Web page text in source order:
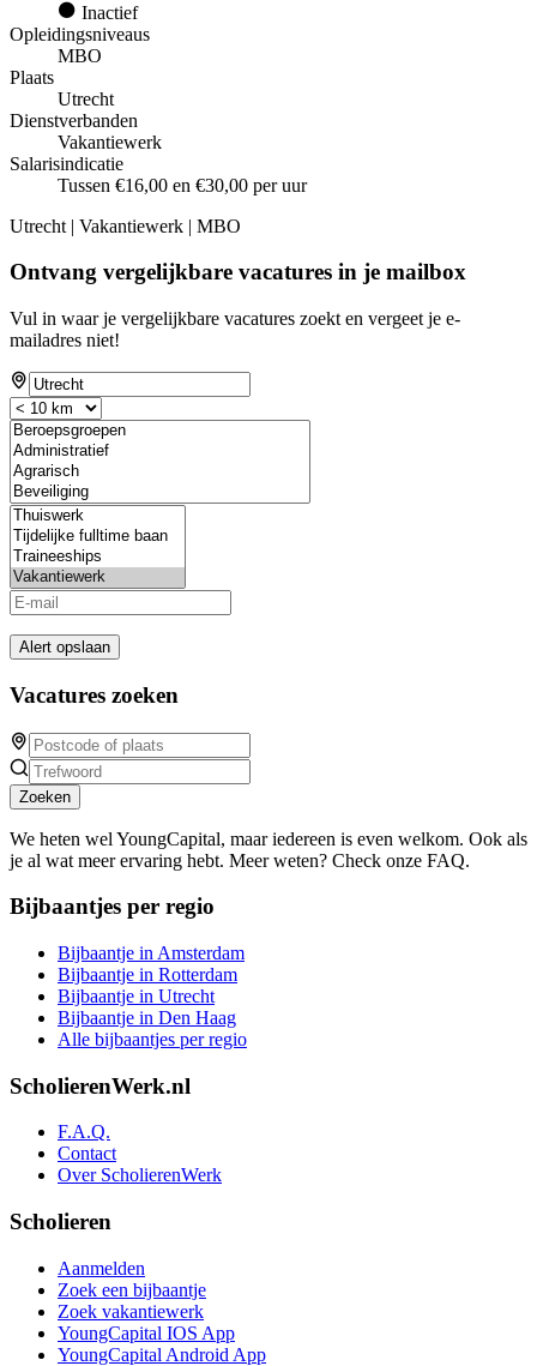
Inactief
Opleidingsniveaus
MBO
Plaats
Utrecht
Dienstverbanden
Vakantiewerk
Salarisindicatie
Tussen €16,00 en €30,00 per uur
Utrecht | Vakantiewerk | MBO
Ontvang vergelijkbare vacatures in je mailbox
Vul in waar je vergelijkbare vacatures zoekt en vergeet je e-
mailadres niet!
Alert opslaan
Vacatures zoeken
Zoeken
We heten wel YoungCapital, maar iedereen is even welkom. Ook als
je al wat meer ervaring hebt. Meer weten? Check onze FAQ.
Bijbaantjes per regio
Bijbaantje in Amsterdam
Bijbaantje in Rotterdam
Bijbaantje in Utrecht
Bijbaantje in Den Haag
Alle bijbaantjes per regio
ScholierenWerk.nl
F.A.Q.
Contact
Over ScholierenWerk
Scholieren
Aanmelden
Zoek een bijbaantje
Zoek vakantiewerk
YoungCapital IOS App
YoungCapital Android App